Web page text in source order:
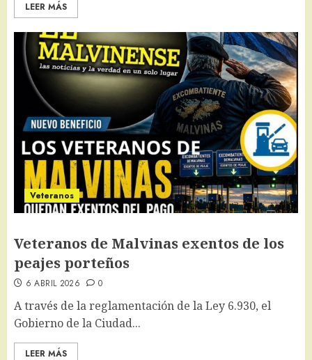
LEER MÁS
Veteranos
Veteranos de Malvinas exentos de los
peajes porteños
6 ABRIL 2026 0
A través de la reglamentación de la Ley 6.930, el
Gobierno de la Ciudad...
LEER MÁS